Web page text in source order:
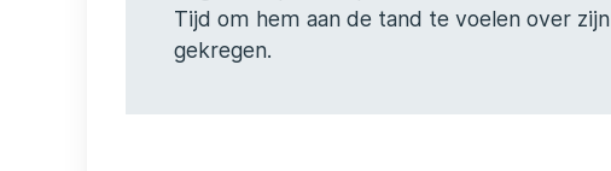
Tijd om hem aan de tand te voelen over
gekregen.